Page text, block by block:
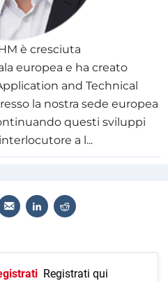
è cresciuta
europea e ha creato
and Technical
la nostra sede europea
questi sviluppi
a l...
Registrati qui